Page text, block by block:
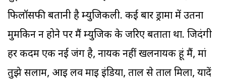
फिलॉसफी बतानी है म्युजिकली. कई बार ड्रामा में उतना
मुमकिन न होने पर मैं म्युजिक के जरिए बताता था. जिदंगी
हर कदम एक नई जंग है, नायक नहीं खलनायक हूं मैं, मां
तुझे सलाम, आइ लव माइ इंडिया, ताल से ताल मिला, यादें